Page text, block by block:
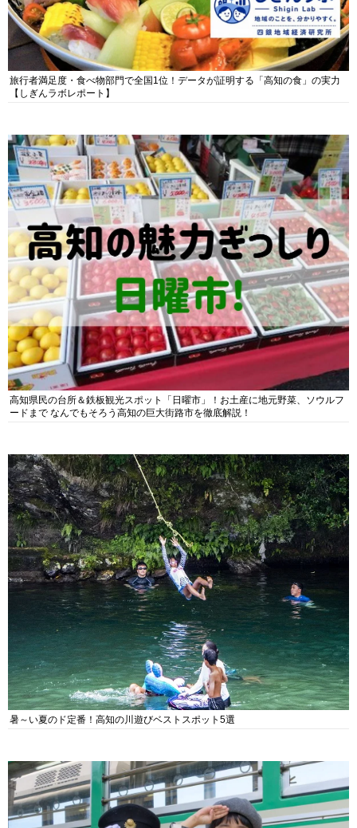
旅行者満足度・食べ物部門で全国1位！データが証明する「高知の食」の実力
【しぎんラボレポート】
高知県民の台所＆鉄板観光スポット「日曜市」！お土産に地元野菜、ソウルフ
ードまで なんでもそろう高知の巨大街路市を徹底解説！
暑～い夏のド定番！高知の川遊びベストスポット5選